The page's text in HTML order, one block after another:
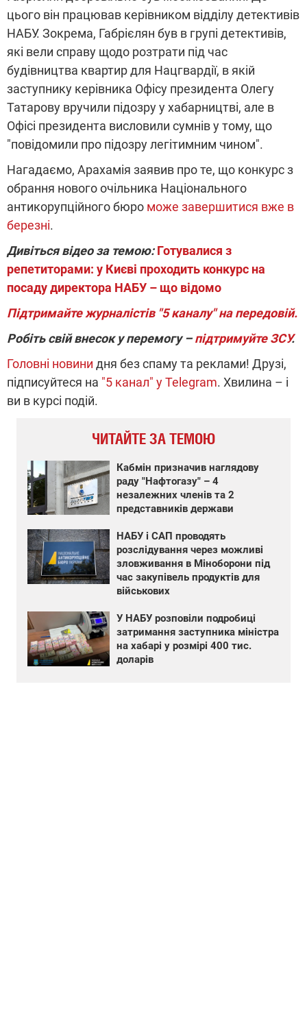
цього він працював керівником відділу детективів
НАБУ. Зокрема, Габрієлян був в групі детективів,
які вели справу щодо розтрати під час
будівництва квартир для Нацгвардії, в якій
заступнику керівника Офісу президента Олегу
Татарову вручили підозру у хабарництві, але в
Офісі президента висловили сумнів у тому, що
"повідомили про підозру легітимним чином".
Нагадаємо, Арахамія заявив про те, що конкурс з
обрання нового очільника Національного
антикорупційного бюро може завершитися вже в
березні.
Дивіться відео за темою:Готувалися з
репетиторами: у Києві проходить конкурс на
посаду директора НАБУ – що відомо
Підтримайте журналістів "5 каналу" на передовій.
Робіть свій внесок у перемогу –підтримуйте ЗСУ.
Головні новини дня без спаму та реклами! Друзі,
підписуйтеся на "5 канал" у Telegram. Хвилина – і
ви в курсі подій.
ЧИТАЙТЕ ЗА ТЕМОЮ
Кабмін призначив наглядову
раду "Нафтогазу" – 4
незалежних членів та 2
представників держави
НАБУ і САП проводять
розслідування через можливі
зловживання в Міноборони під
час закупівель продуктів для
військових
У НАБУ розповіли подробиці
затримання заступника міністра
на хабарі у розмірі 400 тис.
доларів